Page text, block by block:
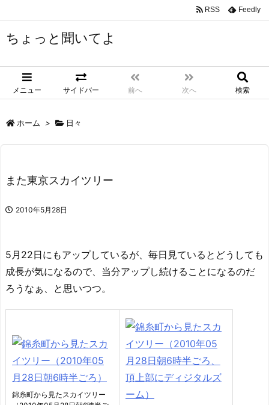
ちょっと聞いてよ
メニュー サイドバー 前へ 次へ 検索
RSS Feedly
ホーム > 日々
また東京スカイツリー
2010年5月28日
5月22日にもアップしているが、毎日見ているとどうしても
成長が気になるので、当分アップし続けることになるのだ
ろうなぁ、と思いつつ。
錦糸町から見たスカイツリー